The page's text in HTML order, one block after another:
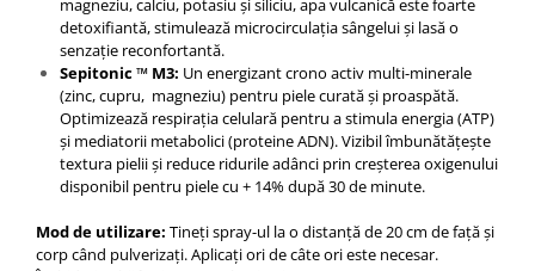
magneziu, calciu, potasiu și siliciu, apa vulcanică este foarte
detoxifiantă, stimulează microcirculația sângelui și lasă o
senzație reconfortantă.
Sepitonic ™ M3: Un energizant crono activ multi-minerale
(zinc, cupru, magneziu) pentru piele curată și proaspătă.
Optimizează respirația celulară pentru a stimula energia (ATP)
și mediatorii metabolici (proteine ​​ADN). Vizibil îmbunătățește
textura pielii și reduce ridurile adânci prin creșterea oxigenului
disponibil pentru piele cu + 14% după 30 de minute.
Mod de utilizare: Tineți spray-ul la o distanță de 20 cm de față și
corp când pulverizați. Aplicați ori de câte ori este necesar.